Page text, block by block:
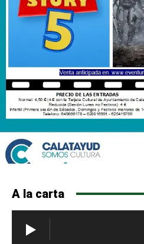
A la carta